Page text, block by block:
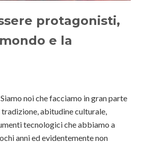
protagonisti,
e la
noi che facciamo in gran parte
tradizione, abitudine culturale,
tecnologici che abbiamo a
anni ed evidentemente non